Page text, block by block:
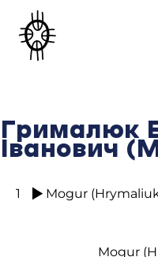
Грималюк
Іванович
1 Mogur
Mogur